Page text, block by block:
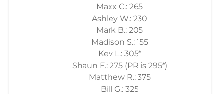
Maxx C.: 265
Ashley W.: 230
Mark B.: 205
Madison S.: 155
Kev L.: 305*
Shaun F.: 275 (PR is 295*)
Matthew R.: 375
Bill G.: 325